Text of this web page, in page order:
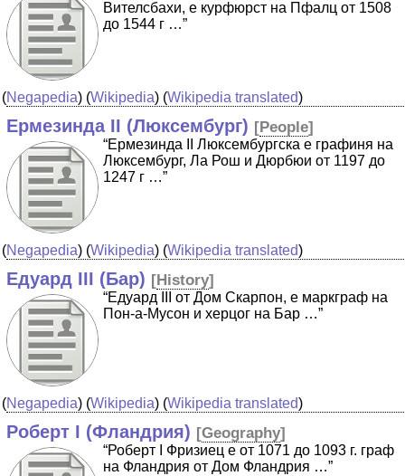
Вителсбахи, е курфюрст на Пфалц от 1508
до 1544 г …”
(Negapedia) (Wikipedia) (Wikipedia translated)
Ермезинда II (Люксембург) [People]
“Ермезинда II Люксембургска е графиня на
Люксембург, Ла Рош и Дюрбюи от 1197 до
1247 г …”
(Negapedia) (Wikipedia) (Wikipedia translated)
Едуард III (Бар) [History]
“Едуард III от Дом Скарпон, е маркграф на
Пон-а-Мусон и херцог на Бар …”
(Negapedia) (Wikipedia) (Wikipedia translated)
Роберт I (Фландрия) [Geography]
“Роберт I Фризиец е от 1071 до 1093 г. граф
на Фландрия от Дом Фландрия …”